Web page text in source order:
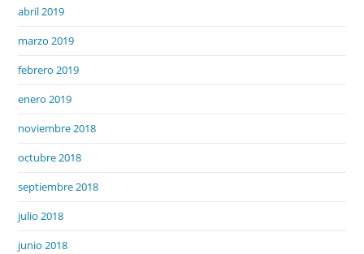
abril 2019
marzo 2019
febrero 2019
enero 2019
noviembre 2018
octubre 2018
septiembre 2018
julio 2018
junio 2018